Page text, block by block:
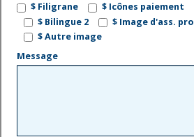
$ Filigrane
$ Icônes paiement
$ Bilingue 2
$ Image d'ass. pro
$ Autre image
Message